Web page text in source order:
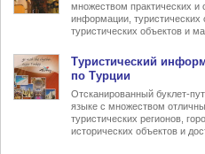
множеством практических и
информации,
туристических объектов и
Туристический
по Турции
Отсканированный буклет-
языке с множеством
туристических регионов,
исторических объектов и